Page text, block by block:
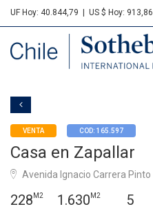
UF Hoy: 40.844,79 US $ Hoy: 913,86
Sotheby's
VENTA COD: 165.597
Casa en Zapallar
Avenida Ignacio Carrera Pinto
228 M2 1.630 M2 5